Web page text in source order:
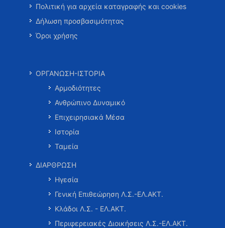
Πολιτική για αρχεία καταγραφής και cookies
Δήλωση προσβασιμότητας
Όροι χρήσης
ΟΡΓΑΝΩΣΗ-ΙΣΤΟΡΙΑ
Αρμοδιότητες
Ανθρώπινο Δυναμικό
Επιχειρησιακά Μέσα
Ιστορία
Ταμεία
ΔΙΑΡΘΡΩΣΗ
Ηγεσία
Γενική Επιθεώρηση Λ.Σ.-ΕΛ.ΑΚΤ.
Κλάδοι Λ.Σ. - ΕΛ.ΑΚΤ.
Περιφερειακές Διοικήσεις Λ.Σ.-ΕΛ.ΑΚΤ.